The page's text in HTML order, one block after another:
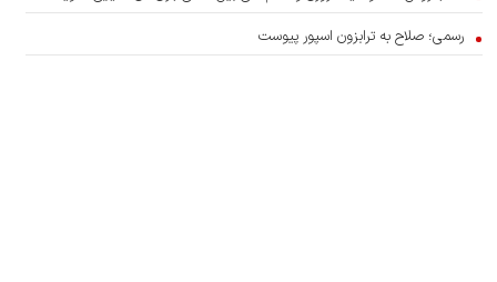
رسمی؛ صلاح به ترابزون اسپور پیوست